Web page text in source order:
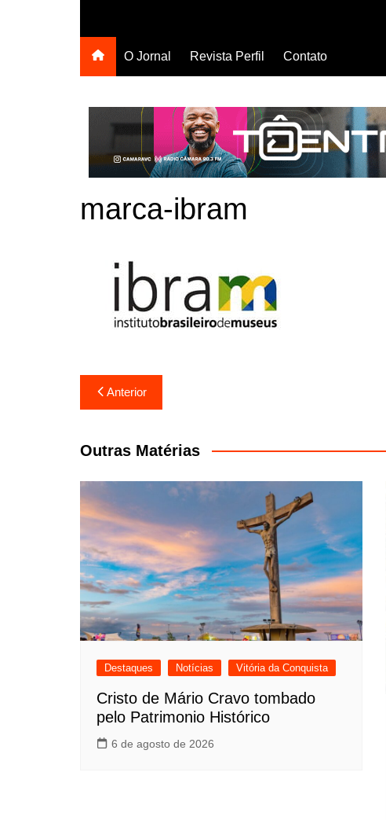
O Jornal Revista Perfil Contato
marca-ibram
Navegação
de
Post
Anterior
Outras Matérias
Destaques Notícias Vitória da Conquista
Cristo de Mário Cravo tombado
pelo Patrimonio Histórico
6 de agosto de 2026